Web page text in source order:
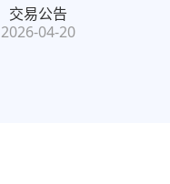
交易公告
2026-04-20